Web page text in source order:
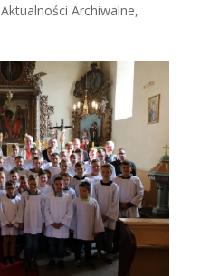
Aktualności Archiwalne,